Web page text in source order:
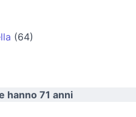
(64)
hanno 71 anni